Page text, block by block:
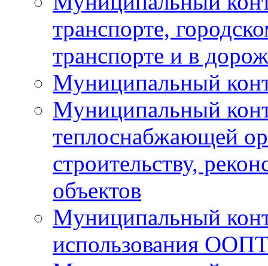
транспорте,
транспорте и в
Муниципальный
Муниципальный
теплоснабжающей
строительству,
объектов
Муниципальный
использования